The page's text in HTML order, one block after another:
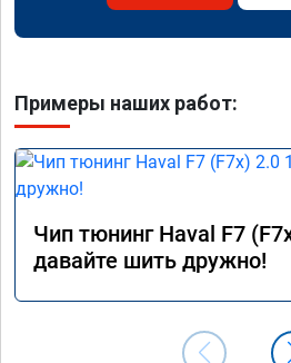
Примеры наших работ:
Чип тюнинг Haval F7
давайте шить дружно!